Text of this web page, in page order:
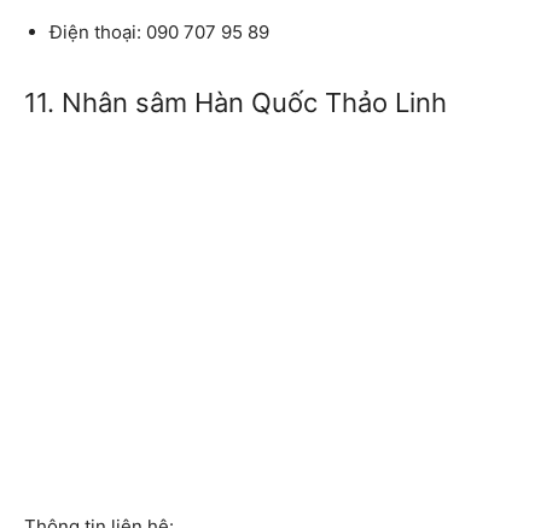
Điện thoại: 090 707 95 89
11. Nhân sâm Hàn Quốc Thảo Linh